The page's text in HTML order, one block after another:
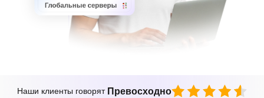
Глобальные серверы
Наши клиенты говорят Превосходно